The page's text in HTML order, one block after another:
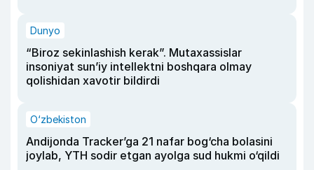
Dunyo
“Biroz sekinlashish kerak”. Mutaxassislar
insoniyat sun’iy intellektni boshqara olmay
qolishidan xavotir bildirdi
O‘zbekiston
Andijonda Tracker’ga 21 nafar bog‘cha bolasini
joylab, YTH sodir etgan ayolga sud hukmi o‘qildi